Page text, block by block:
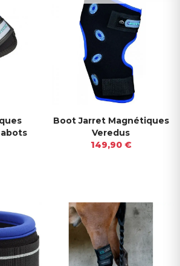
Boot Jarret Magnétiques
Veredus
149,90 €